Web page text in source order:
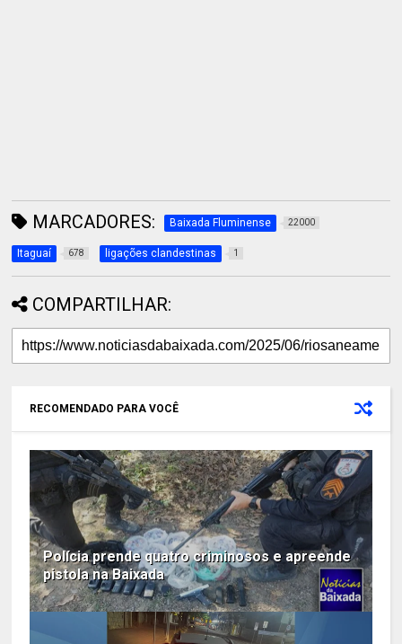
MARCADORES: Baixada Fluminense 22000
Itaguaí 678 ligações clandestinas 1
COMPARTILHAR:
RECOMENDADO PARA VOCÊ
Polícia prende quatro criminosos e apreende
pistola na Baixada